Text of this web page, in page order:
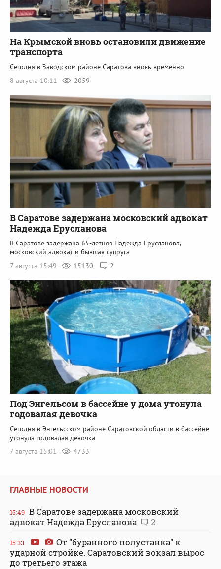
На Крымской вновь остановили движение
транспорта
Сегодня в Заводском районе Саратова вновь временно
8 августа 10:11
2059
В Саратове задержана московский адвокат
Надежда Ерусланова
В Саратове задержана 65-летняя Надежда Ерусланова,
московский адвокат и бывшая супруга
7 августа 15:49
15130 2
Под Энгельсом в бассейне у дома утонула
годовалая девочка
Сегодня в Энгельсском районе Саратовской области в бассейне
утонула годовалая девочка
7 августа 15:01
4733
ГЛАВНЫЕ НОВОСТИ
15:49 В Саратове задержана московский
адвокат Надежда Ерусланова
2
15:33
От "буранного полустанка" к
ударной стройке. Саратовский вокзал вырос
до третьего этажа